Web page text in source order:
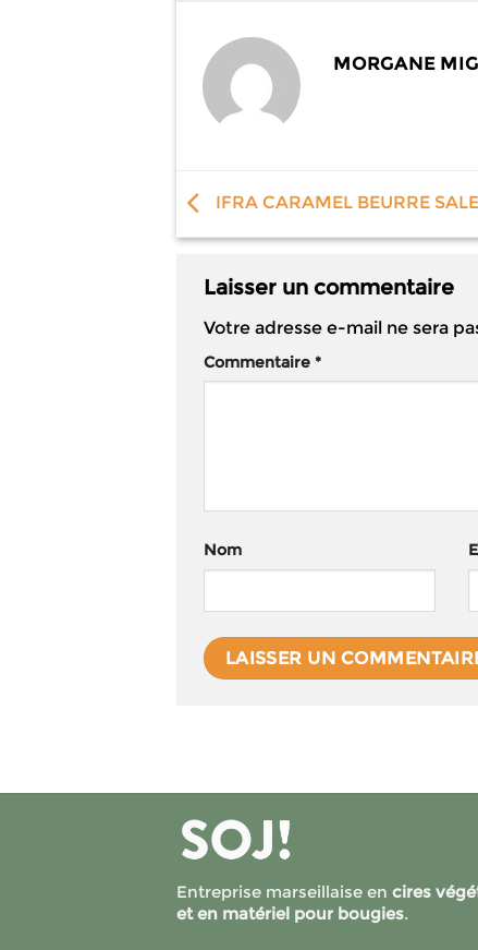
MORGANE
IFRA CARAMEL BEURRE
Laisser un commentaire
Votre adresse e-mail ne sera
Commentaire *
Nom
Entreprise marseillaise en cires
et en matériel pour bougies.